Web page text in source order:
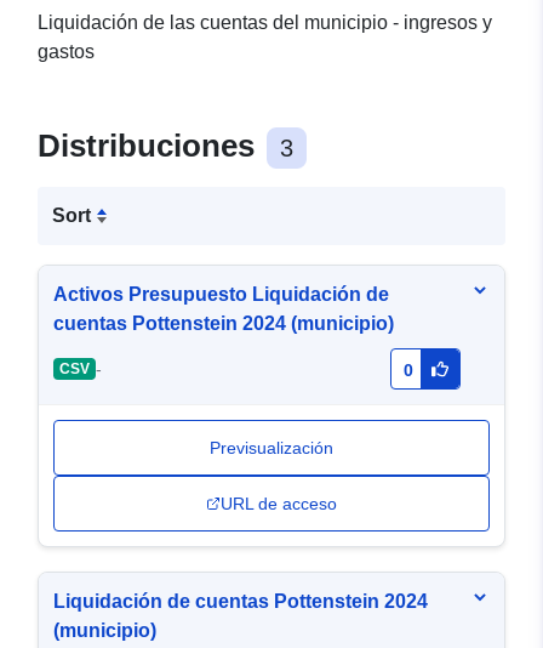
Liquidación de las cuentas del municipio - ingresos y
gastos
Distribuciones 3
Sort
Activos Presupuesto Liquidación de
cuentas Pottenstein 2024 (municipio)
CSV - 0
Previsualización
URL de acceso
Liquidación de cuentas Pottenstein 2024
(municipio)